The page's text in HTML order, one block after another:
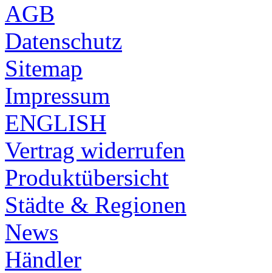
AGB
Datenschutz
Sitemap
Impressum
ENGLISH
Vertrag widerrufen
Produktübersicht
Städte & Regionen
News
Händler